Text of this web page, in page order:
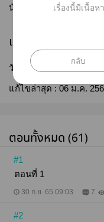
นักเขียน : Aimer_YiZhan
เผยแพร่
วันที่เผยแพร่ :
แก้ไขล่าสุด : 06 ม.ค.
ตอนทั้งหมด (61)
#1
ตอนที่ 1
30 ก.ย. 65 09:03 7
#2
เรื่องนี้มีเนื้อ
กลับ